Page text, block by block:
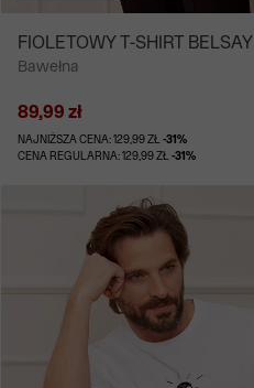
FIOLETOWY T-SHIRT BELSAY
Bawełna
89,99 zł
NAJNIŻSZA CENA: 129,99 ZŁ -31%
CENA REGULARNA: 129,99 ZŁ -31%